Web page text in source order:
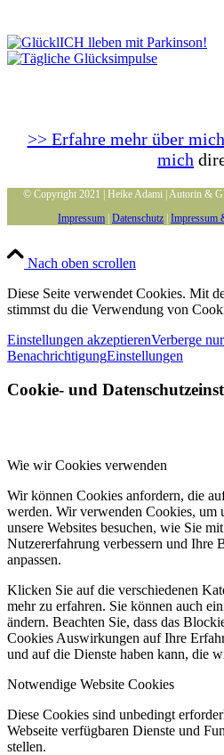
>> Erfahre mehr über mich
mich
© Copyright 2021 | Heike Adami | Autorin &
Impressum | Datenschutz | Impressum
Nach oben scrollen
Diese Seite verwendet Cookies. Mit
stimmst du die Verwendung von
Einstellungen akzeptierenVerberge
BenachrichtigungEinstellungen
Cookie- und
Wie wir Cookies verwenden
Wir können Cookies anfordern, die
werden. Wir verwenden Cookies, um
unsere Websites besuchen, wie Sie
Nutzererfahrung verbessern und Ihre
anpassen.
Klicken Sie auf die verschiedenen
mehr zu erfahren. Sie können auch
ändern. Beachten Sie, dass das
Cookies Auswirkungen auf Ihre
und auf die Dienste haben kann, die
Notwendige Website Cookies
Diese Cookies sind unbedingt
Webseite verfügbaren Dienste und
stellen.